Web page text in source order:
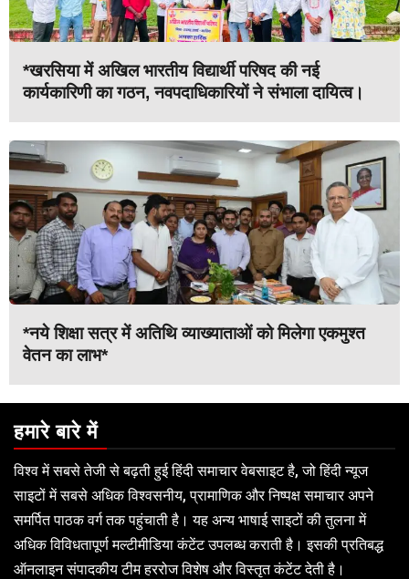
*खरसिया में अखिल भारतीय विद्यार्थी परिषद की नई
कार्यकारिणी का गठन, नवपदाधिकारियों ने संभाला दायित्व।
*नये शिक्षा सत्र में अतिथि व्याख्याताओं को मिलेगा एकमुश्त
वेतन का लाभ*
हमारे बारे में
विश्व में सबसे तेजी से बढ़ती हुई हिंदी समाचार वेबसाइट है, जो हिंदी न्यूज
साइटों में सबसे अधिक विश्वसनीय, प्रामाणिक और निष्पक्ष समाचार अपने
समर्पित पाठक वर्ग तक पहुंचाती है। यह अन्य भाषाई साइटों की तुलना में
अधिक विविधतापूर्ण मल्टीमीडिया कंटेंट उपलब्ध कराती है। इसकी प्रतिबद्ध
ऑनलाइन संपादकीय टीम हररोज विशेष और विस्तृत कंटेंट देती है।